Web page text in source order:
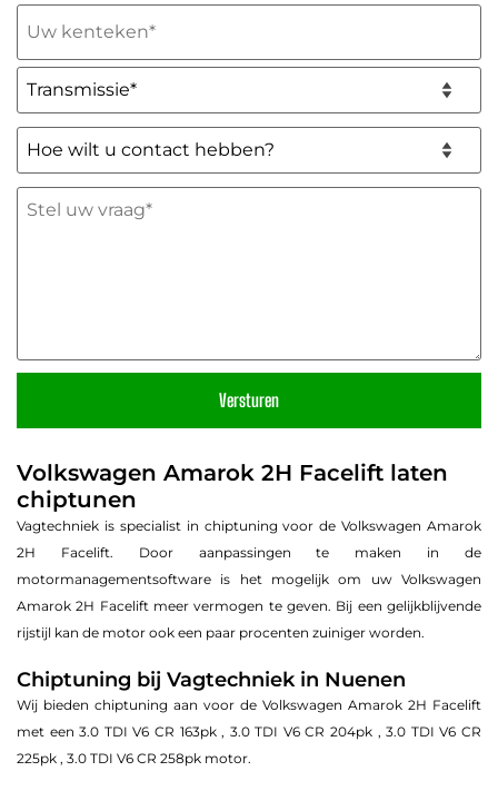
Uw
kenteken
Transmissie*
(Vereist)
Hoe
wilt
u
contact
hebben?
uw
vraag
Volkswagen Amarok 2H Facelift laten
chiptunen
Vagtechniek is specialist in chiptuning voor de Volkswagen Amarok
2H Facelift. Door aanpassingen te maken in de
motormanagementsoftware is het mogelijk om uw Volkswagen
Amarok 2H Facelift meer vermogen te geven. Bij een gelijkblijvende
rijstijl kan de motor ook een paar procenten zuiniger worden.
Chiptuning bij Vagtechniek in Nuenen
Wij bieden chiptuning aan voor de Volkswagen Amarok 2H Facelift
met een 3.0 TDI V6 CR 163pk , 3.0 TDI V6 CR 204pk , 3.0 TDI V6 CR
225pk , 3.0 TDI V6 CR 258pk motor.